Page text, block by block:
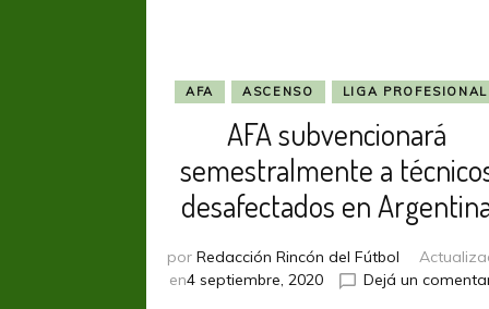
AFA ASCENSO LIGA PROFESIONAL
AFA subvencionará
semestralmente a
desafectados en
porRedacción Rincón del Fútbol
en4 septiembre, 2020 Dejá un